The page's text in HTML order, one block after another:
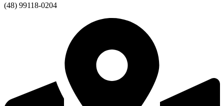
(48) 99118-0204